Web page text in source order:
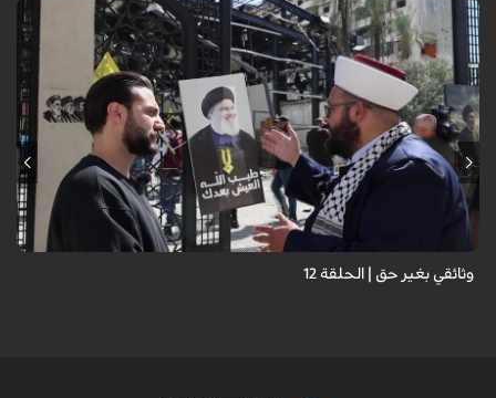
وثائقي بغير حق | الحلقة 12